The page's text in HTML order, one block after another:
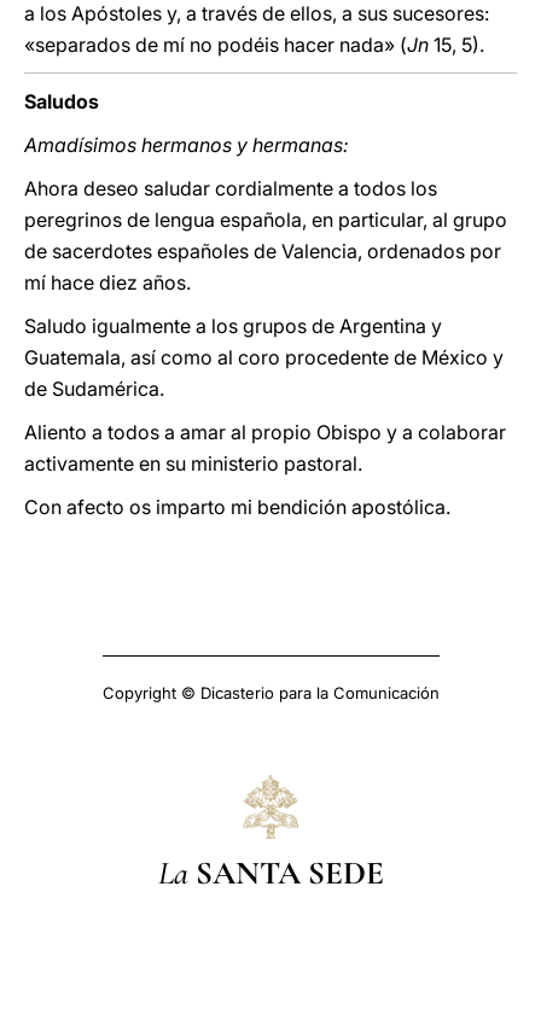
a los Apóstoles y, a través de ellos, a sus sucesores:
«separados de mí no podéis hacer nada» (Jn 15, 5).
Saludos
Amadísimos hermanos y hermanas:
Ahora deseo saludar cordialmente a todos los
peregrinos de lengua española, en particular, al grupo
de sacerdotes españoles de Valencia, ordenados por
mí hace diez años.
Saludo igualmente a los grupos de Argentina y
Guatemala, así como al coro procedente de México y
de Sudamérica.
Aliento a todos a amar al propio Obispo y a colaborar
activamente en su ministerio pastoral.
Con afecto os imparto mi bendición apostólica.
Copyright © Dicasterio para la Comunicación
La SANTA SEDE